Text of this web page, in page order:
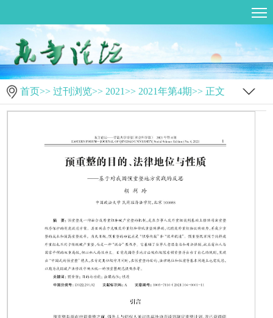
首页>> 过刊浏览>> 2021>> 2021年第4期>> 正文